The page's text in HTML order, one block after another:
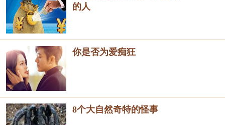
的人
你是否为爱痴狂
8个大自然奇特的怪事